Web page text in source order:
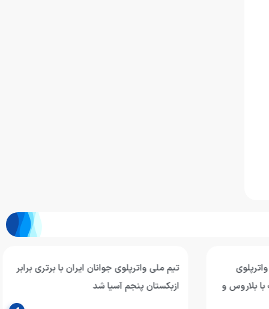
بلاروس و
تیم ملی واترپلوی جوانان ایران با برتری برابر
ازبکستان پنجم آسیا شد